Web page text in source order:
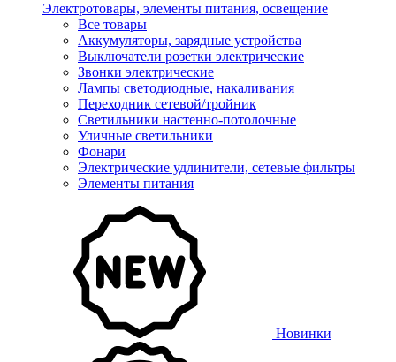
Электротовары, элементы питания, освещение
Все товары
Аккумуляторы, зарядные устройства
Выключатели розетки электрические
Звонки электрические
Лампы светодиодные, накаливания
Переходник сетевой/тройник
Светильники настенно-потолочные
Уличные светильники
Фонари
Электрические удлинители, сетевые фильтры
Элементы питания
Новинки